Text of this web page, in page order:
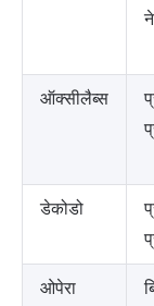
ऑक्सीलैब्स
डेकोडो
ओपेरा